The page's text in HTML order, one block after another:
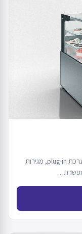
מעדנייה מיוחדת למוצרים קונדיטוריים הכוללת מערכת plug-in, מגירות